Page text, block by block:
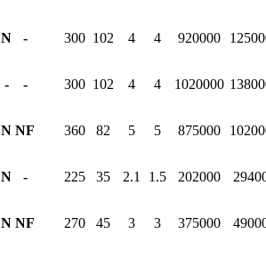
N - 300 102 4 4 920000
- - 300 102 4 4 1020000
N NF 360 82 5 5 875000
N - 225 35 2.1 1.5 202000
N NF 270 45 3 3 375000